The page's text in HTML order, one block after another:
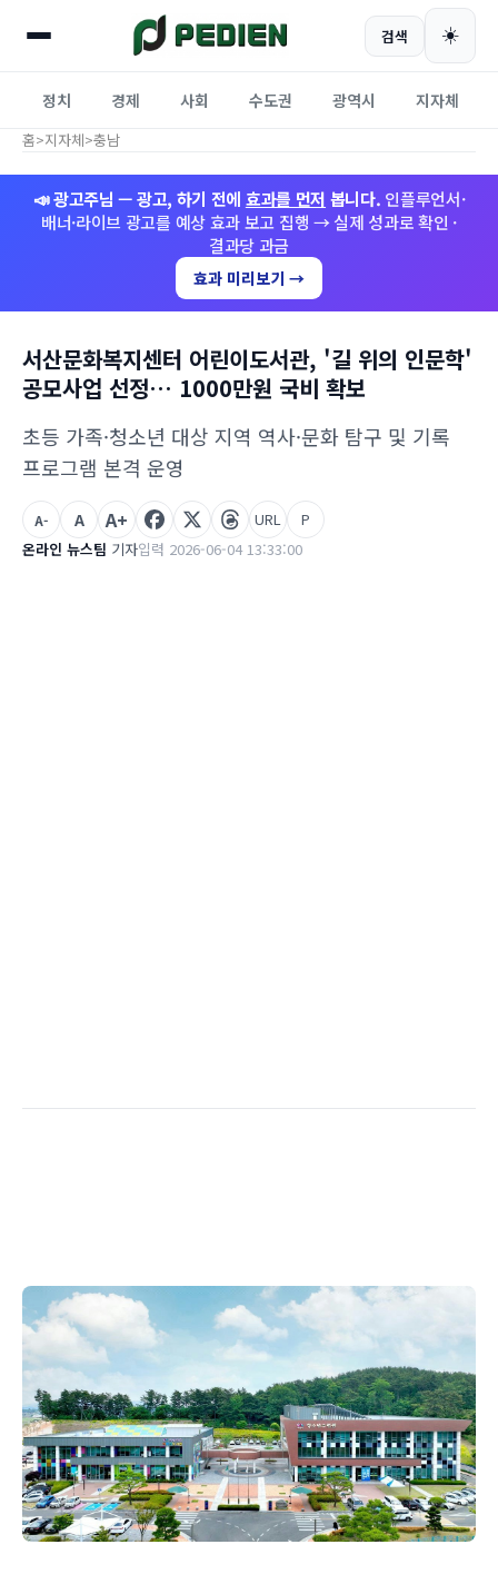
검색 ☀️
정치 경제 사회 수도권 광역시 지자체
홈>지자체>충남
📣 광고주님 — 광고, 하기 전에 효과를 먼저 봅니다. 인플루언서·
배너·라이브 광고를 예상 효과 보고 집행 → 실제 성과로 확인 ·
결과당 과금
효과 미리보기 →
서산문화복지센터 어린이도서관, '길 위의 인문학'
공모사업 선정… 1000만원 국비 확보
초등 가족·청소년 대상 지역 역사·문화 탐구 및 기록
프로그램 본격 운영
온라인 뉴스팀 기자입력 2026-06-04 13:33:00
A- A A+ URL P